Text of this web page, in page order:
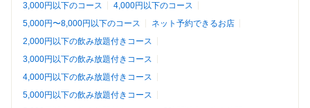
3,000円以下のコース
4,000円以下のコース
5,000円〜8,000円以下のコース
ネット予約できるお店
2,000円以下の飲み放題付きコース
3,000円以下の飲み放題付きコース
4,000円以下の飲み放題付きコース
5,000円以下の飲み放題付きコース